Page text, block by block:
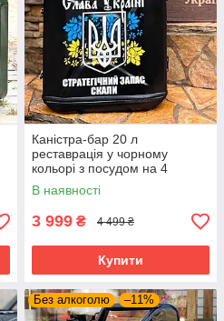
Каністра-бар 20 л
реставрація у чорному
кольорі з посудом на 4
персони
В наявності
3 999 ₴ 4 499 ₴
Купити
Без алкоголю –11%